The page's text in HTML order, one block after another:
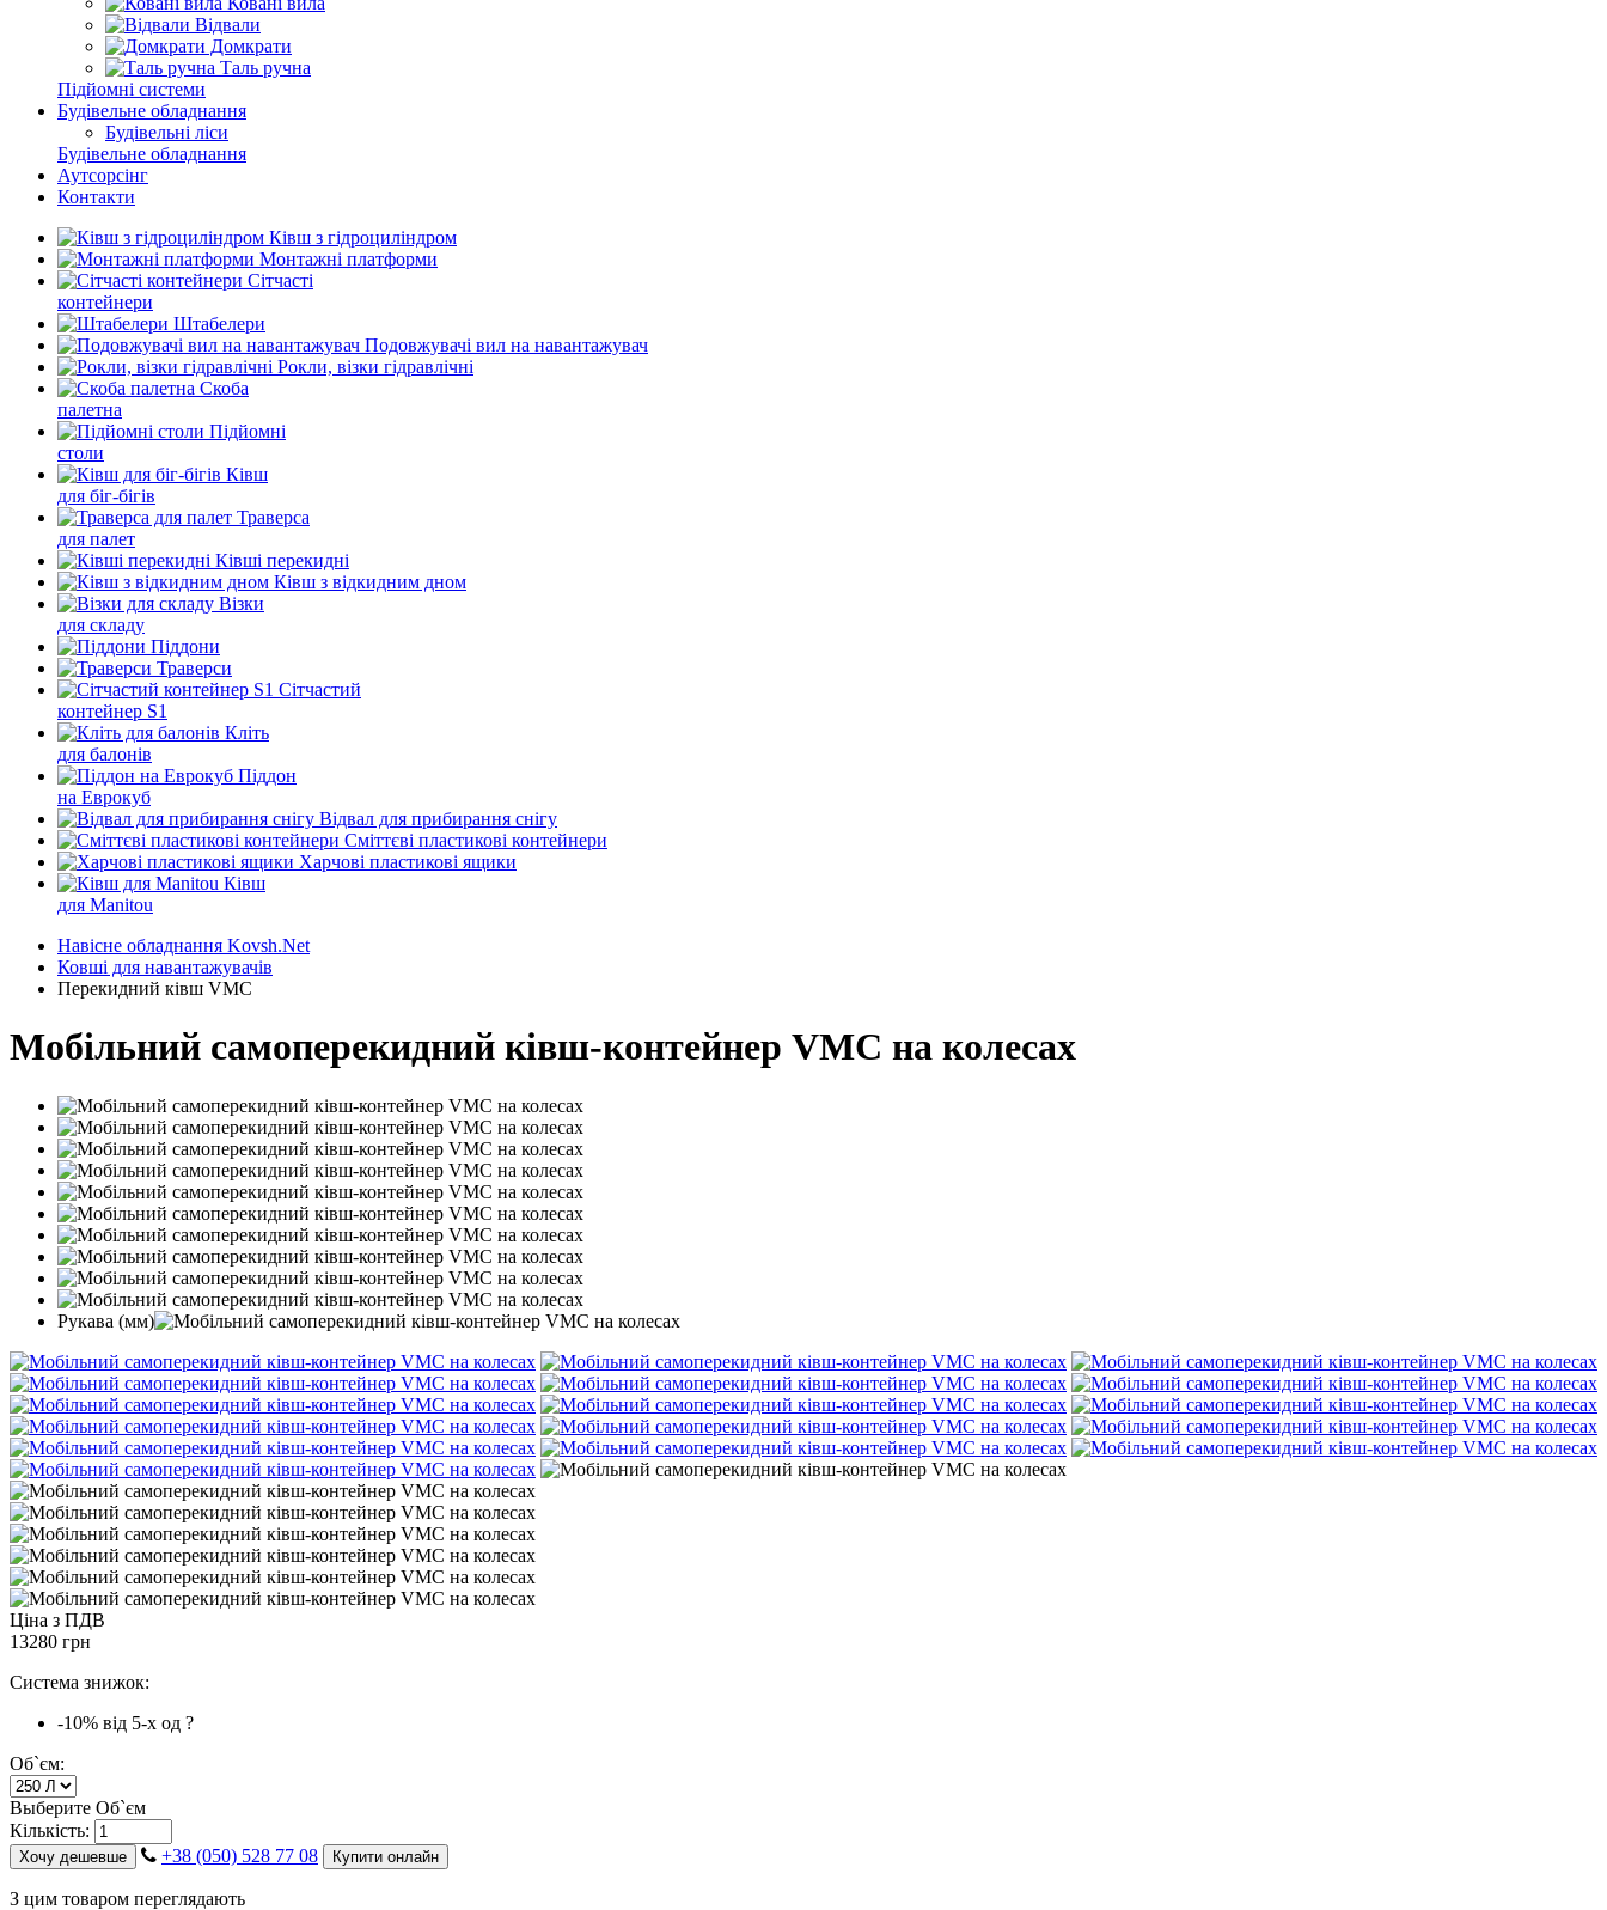
Відвали
Домкрати
Таль ручна
Підйомні системи
Будівельне обладнання
Будівельні ліси
Будівельне обладнання
Аутсорсінг
Контакти
Ківш з гідроциліндром
Монтажні платформи
Сітчасті
контейнери
Штабелери
Подовжувачі вил на навантажувач
Рокли, візки гідравлічні
Скоба
палетна
Підйомні
столи
Ківш
для біг-бігів
Траверса
для палет
Ківші перекидні
Ківш з відкидним дном
Візки
для складу
Піддони
Траверси
Сітчастий
контейнер S1
Кліть
для балонів
Піддон
на Еврокуб
Відвал для прибирання снігу
Cміттєві пластикові контейнери
Харчові пластикові ящики
Ківш
для Manitou
Навісне обладнання Kovsh.Net
Ковші для навантажувачів
Перекидний ківш VMC
Мобільний самоперекидний ківш-контейнер VMC на колесах
Рукава (мм)
Ціна з ПДВ
13280 грн
Система знижок:
-10% від 5-х од ?
Об`єм:
Выберите Об`єм
Кількість:
Хочу дешевше +38 (050) 528 77 08 Купити онлайн
З цим товаром переглядають